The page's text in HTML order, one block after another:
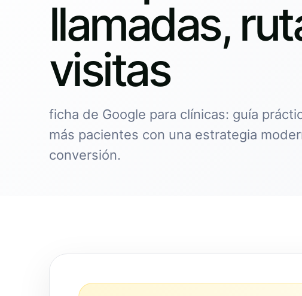
llamadas,
visitas
ficha de Google para clínicas: guía
más pacientes con una estrategia
conversión.